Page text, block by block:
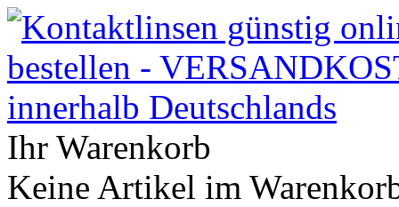
Ihr Warenkorb
Keine Artikel im